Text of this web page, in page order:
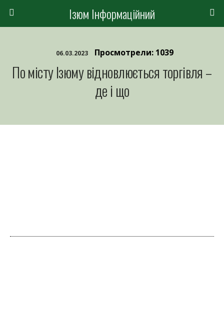
Ізюм Інформаційний
06.03.2023 Просмотрели: 1039
По місту Ізюму відновлюється торгівля –
де і що